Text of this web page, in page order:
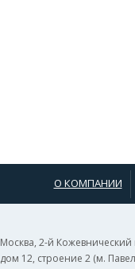
О КОМПАНИИ
Москва, 2-й Кожевнический
дом 12, строение 2 (м.